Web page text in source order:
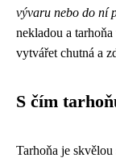
vývaru nebo do ní
nekladou a
vytvářet chutná a
S čím
Tarhoňa je